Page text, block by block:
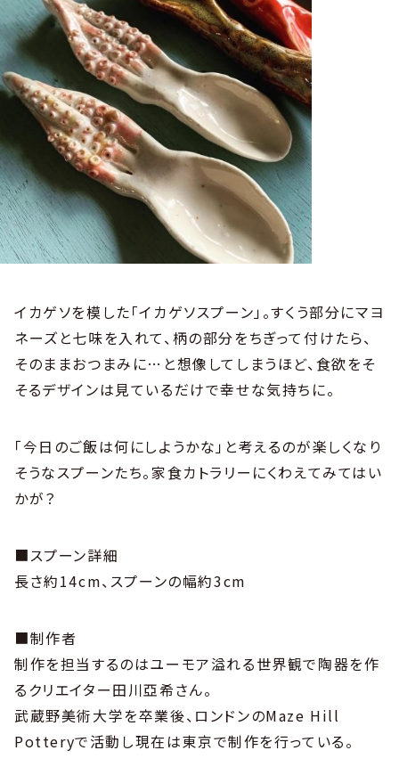
イカゲソを模した「イカゲソスプーン」。すくう部分にマヨ
ネーズと七味を入れて、柄の部分をちぎって付けたら、
そのままおつまみに…と想像してしまうほど、食欲をそ
そるデザインは見ているだけで幸せな気持ちに。
「今日のご飯は何にしようかな」と考えるのが楽しくなり
そうなスプーンたち。家食カトラリーにくわえてみてはい
かが？
■スプーン詳細
長さ約14cm、スプーンの幅約3cm
■制作者
制作を担当するのはユーモア溢れる世界観で陶器を作
るクリエイター田川亞希さん。
武蔵野美術大学を卒業後、ロンドンのMaze Hill
Potteryで活動し現在は東京で制作を行っている。